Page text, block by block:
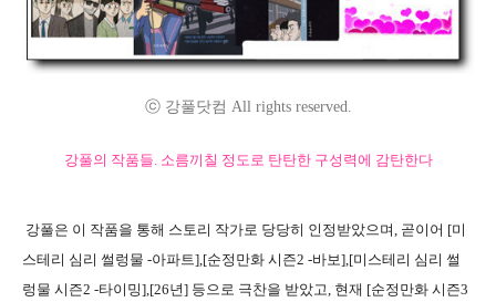
ⓒ 강풀닷컴 All rights reserved.
강풀의 작품들. 소름끼칠 정도로 탄탄한 구성력에 감탄한다
강풀은 이 작품을 통해 스토리 작가로 당당히 인정받았으며, 곧이어 [미
스테리 심리 썰렁물 -아파트],[순정만화 시즌2 -바보],[미스테리 심리 썰
렁물 시즌2 -타이밍],[26년] 등으로 극찬을 받았고, 현재 [순정만화 시즌3